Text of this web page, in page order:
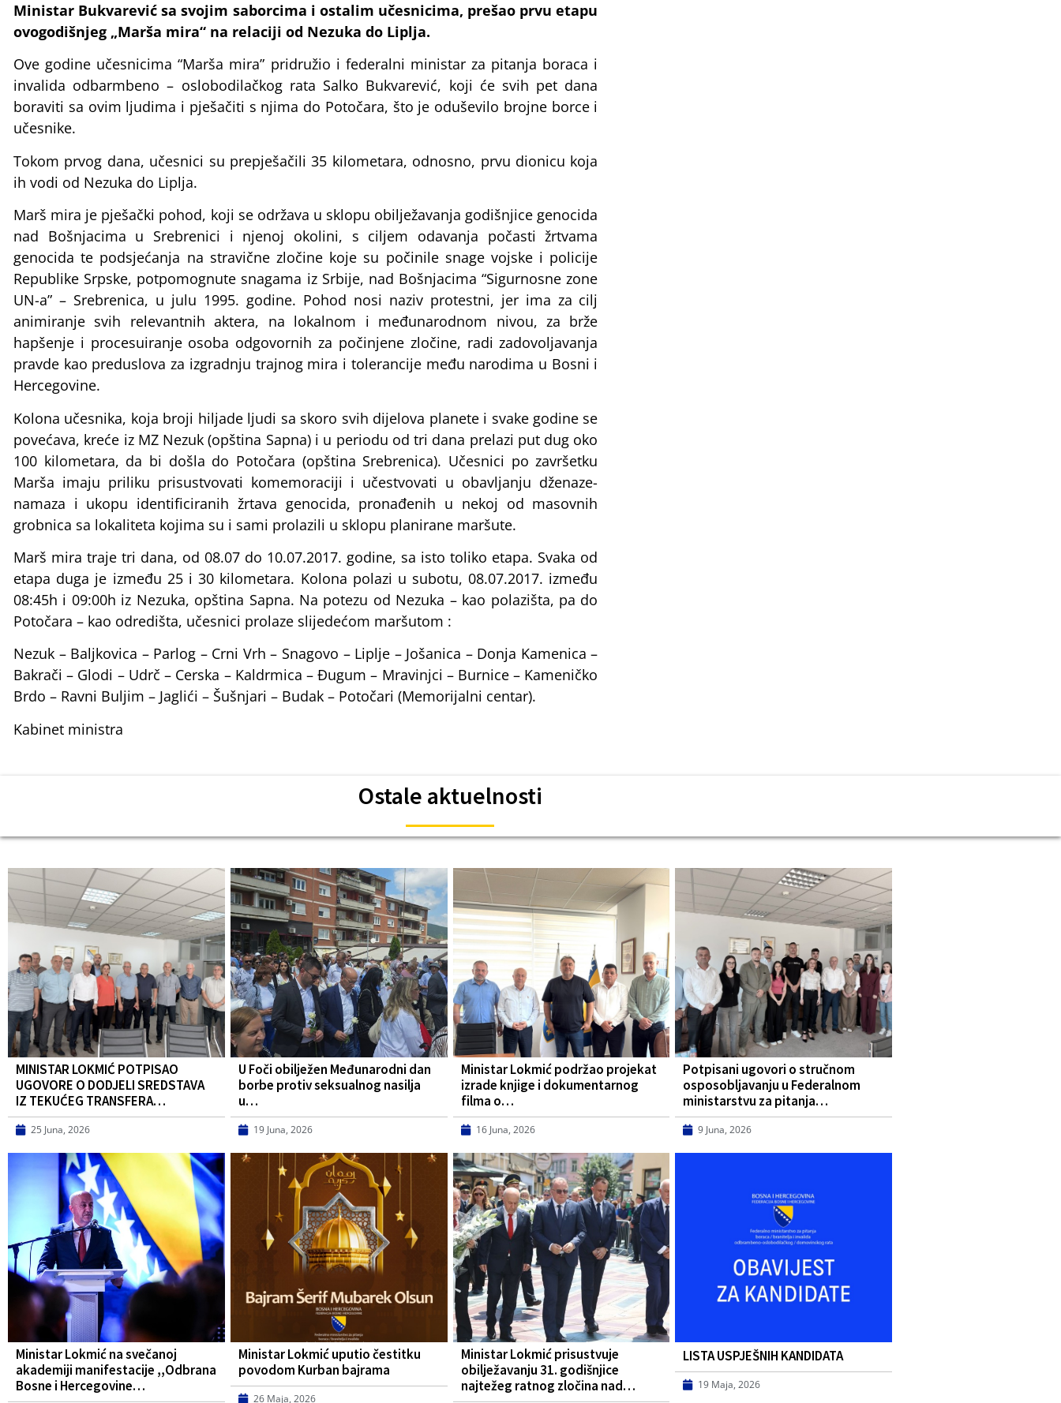
Ministar Bukvarević sa svojim saborcima i ostalim učesnicima, prešao prvu etapu
ovogodišnjeg „Marša mira“ na relaciji od Nezuka do Liplja.
Ove godine učesnicima “Marša mira” pridružio i federalni ministar za pitanja boraca i
invalida odbarmbeno – oslobodilačkog rata Salko Bukvarević, koji će svih pet dana
boraviti sa ovim ljudima i pješačiti s njima do Potočara, što je oduševilo brojne borce i
učesnike.
Tokom prvog dana, učesnici su prepješačili 35 kilometara, odnosno, prvu dionicu koja
ih vodi od Nezuka do Liplja.
Marš mira je pješački pohod, koji se održava u sklopu obilježavanja godišnjice genocida
nad Bošnjacima u Srebrenici i njenoj okolini, s ciljem odavanja počasti žrtvama
genocida te podsjećanja na stravične zločine koje su počinile snage vojske i policije
Republike Srpske, potpomognute snagama iz Srbije, nad Bošnjacima “Sigurnosne zone
UN-a” – Srebrenica, u julu 1995. godine. Pohod nosi naziv protestni, jer ima za cilj
animiranje svih relevantnih aktera, na lokalnom i međunarodnom nivou, za brže
hapšenje i procesuiranje osoba odgovornih za počinjene zločine, radi zadovoljavanja
pravde kao preduslova za izgradnju trajnog mira i tolerancije među narodima u Bosni i
Hercegovine.
Kolona učesnika, koja broji hiljade ljudi sa skoro svih dijelova planete i svake godine se
povećava, kreće iz MZ Nezuk (opština Sapna) i u periodu od tri dana prelazi put dug oko
100 kilometara, da bi došla do Potočara (opština Srebrenica). Učesnici po završetku
Marša imaju priliku prisustvovati komemoraciji i učestvovati u obavljanju dženaze-
namaza i ukopu identificiranih žrtava genocida, pronađenih u nekoj od masovnih
grobnica sa lokaliteta kojima su i sami prolazili u sklopu planirane maršute.
Marš mira traje tri dana, od 08.07 do 10.07.2017. godine, sa isto toliko etapa. Svaka od
etapa duga je između 25 i 30 kilometara. Kolona polazi u subotu, 08.07.2017. između
08:45h i 09:00h iz Nezuka, opština Sapna. Na potezu od Nezuka – kao polazišta, pa do
Potočara – kao odredišta, učesnici prolaze slijedećom maršutom :
Nezuk – Baljkovica – Parlog – Crni Vrh – Snagovo – Liplje – Jošanica – Donja Kamenica –
Bakrači – Glodi – Udrč – Cerska – Kaldrmica – Đugum – Mravinjci – Burnice – Kameničko
Brdo – Ravni Buljim – Jaglići – Šušnjari – Budak – Potočari (Memorijalni centar).
Kabinet ministra
Ostale aktuelnosti
MINISTAR LOKMIĆ POTPISAO
UGOVORE O DODJELI SREDSTAVA
IZ TEKUĆEG TRANSFERA…
25 Juna, 2026
U Foči obilježen Međunarodni dan
borbe protiv seksualnog nasilja
u…
19 Juna, 2026
Ministar Lokmić podržao projekat
izrade knjige i dokumentarnog
filma o…
16 Juna, 2026
Potpisani ugovori o stručnom
osposobljavanju u Federalnom
ministarstvu za pitanja…
9 Juna, 2026
Ministar Lokmić na svečanoj
akademiji manifestacije ,,Odbrana
Bosne i Hercegovine…
Ministar Lokmić uputio čestitku
povodom Kurban bajrama
26 Maja, 2026
Ministar Lokmić prisustvuje
obilježavanju 31. godišnjice
najtežeg ratnog zločina nad…
LISTA USPJEŠNIH KANDIDATA
19 Maja, 2026